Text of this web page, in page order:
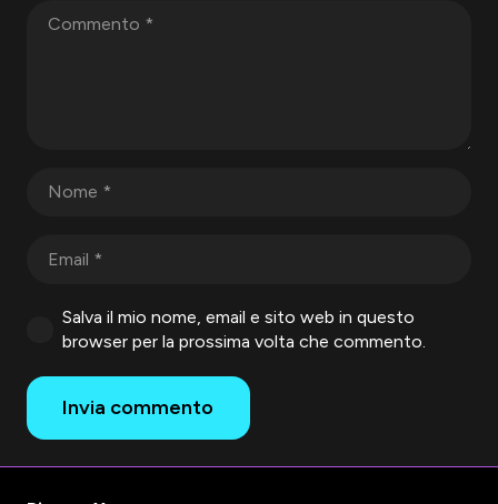
Salva il mio nome, email e sito web in questo
browser per la prossima volta che commento.
Invia commento